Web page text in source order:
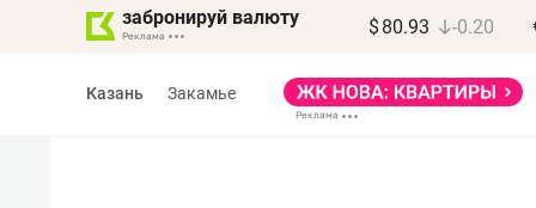
забронируй валюту $ 80.93 -0.20
Казань Закамье